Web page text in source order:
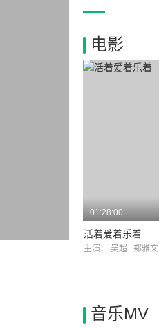
电影
01:28:00
活着爱着乐着
主演： 吴超 郑雅文
音乐MV